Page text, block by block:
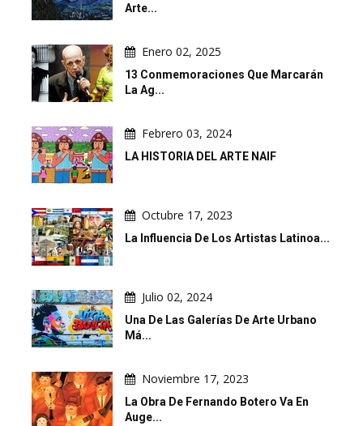
Arte...
Enero 02, 2025
13 Conmemoraciones Que Marcarán
La Ag...
Febrero 03, 2024
LA HISTORIA DEL ARTE NAIF
Octubre 17, 2023
La Influencia De Los Artistas Latinoa...
Julio 02, 2024
Una De Las Galerías De Arte Urbano
Má...
Noviembre 17, 2023
La Obra De Fernando Botero Va En
Auge...